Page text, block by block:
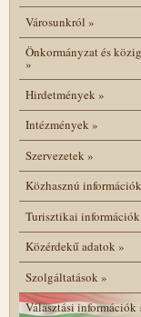
Városunkról »
Önkormányzat és
»
Hirdetmények»
Intézmények»
Szervezetek»
Közhasznú információk
Turisztikai információk
Közérdekű adatok»
Szolgáltatások»
Választási információk